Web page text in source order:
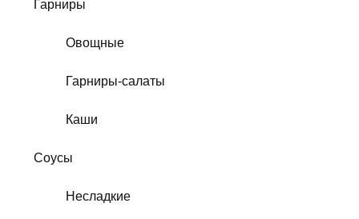
Гарниры
Овощные
Гарниры-салаты
Каши
Соусы
Несладкие